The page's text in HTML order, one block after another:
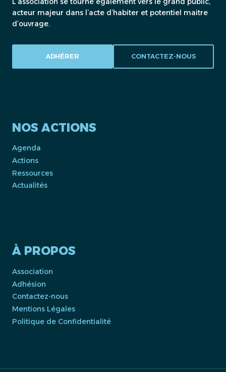
acteur majeur dans l’acte d’habiter et potentiel maitre
d’ouvrage.
ADHÉRER CONTACTEZ-NOUS
NOS ACTIONS
Agenda
Actions
Ressources
Actualités
À PROPOS
Association
Adhésion
Contactez-nous
Mentions Légales
Politique de Confidentialité